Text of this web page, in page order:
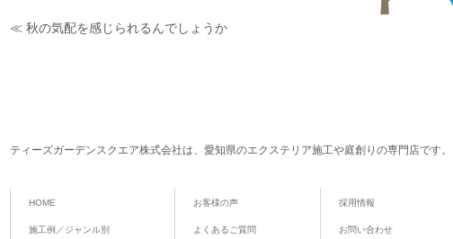
≪ 秋の気配を感じられるんでしょうか
ティーズガーデンスクエア株式会社は、愛知県のエクステリア施工や庭創りの専門店です。
HOME
施工例／ジャンル別
お客様の声
よくあるご質問
採用情報
お問い合わせ